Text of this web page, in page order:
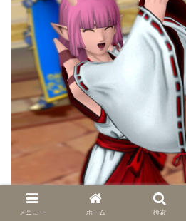
メニュー ホーム 検索